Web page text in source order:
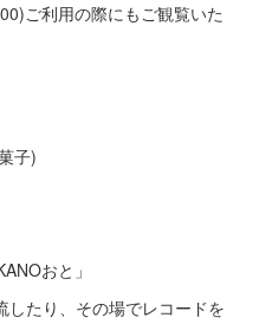
ご利用の際にもご観覧いた
子)
おと」
したり、その場でレコードを